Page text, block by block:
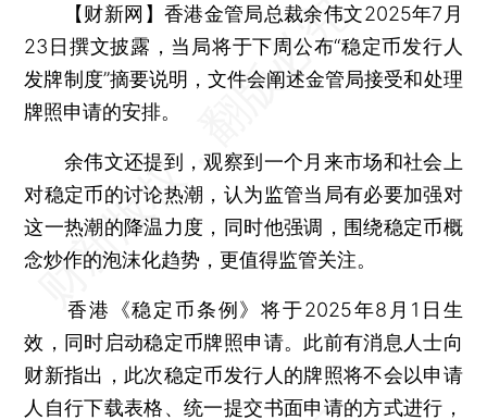
【财新网】 香港金管局总裁余伟文2025年7月
23日撰文披露，当局将于下周公布“稳定币发行人
发牌制度”摘要说明，文件会阐述金管局接受和处理
牌照申请的安排。
余伟文还提到，观察到一个月来市场和社会上
对稳定币的讨论热潮，认为监管当局有必要加强对
这一热潮的降温力度，同时他强调，围绕稳定币概
念炒作的泡沫化趋势，更值得监管关注。
香港《稳定币条例》将于2025年8月1日生
效，同时启动稳定币牌照申请。此前有消息人士向
财新指出，此次稳定币发行人的牌照将不会以申请
人自行下载表格、统一提交书面申请的方式进行，